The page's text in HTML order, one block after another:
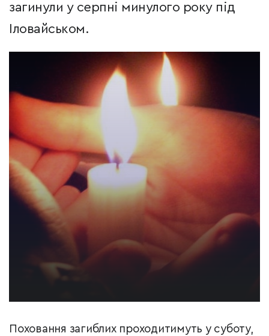
загинули у серпні минулого року під
Іловайськом.
Поховання загиблих проходитимуть у суботу,